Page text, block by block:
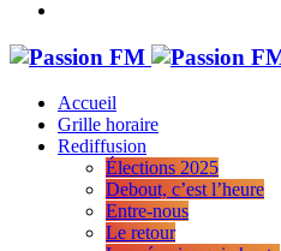
Accueil
Grille horaire
Rediffusion
Élections 2025
Debout, c’est l’heure
Entre-nous
Le retour